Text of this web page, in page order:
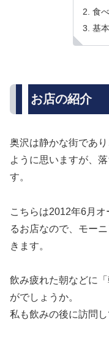
食
基
お店の紹介
奥沢は静かな街であ
ように思いますが、
す。
こちらは2012年6月
るお店なので、モー
きます。
飲み疲れた朝などに
がでしょうか。
私も飲みの後に訪問